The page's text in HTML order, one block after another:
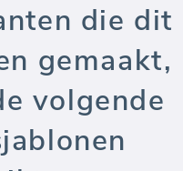
die dit
gemaakt,
volgende